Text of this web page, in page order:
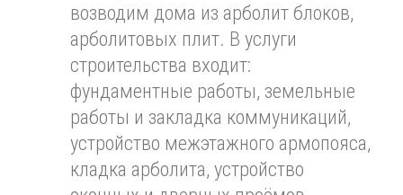
возводим дома из арболит блоков,
арболитовых плит. В услуги
строительства входит:
фундаментные работы, земельные
работы и закладка коммуникаций,
устройство межэтажного армопояса,
кладка арболита, устройство